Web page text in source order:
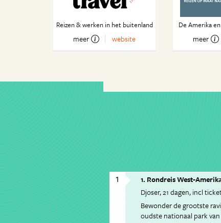
Reizen & werken in het buitenland
meer website
De Amerika
meer
1
1. Rondreis West-
Djoser 21 dagen incl
Bewonder de grootste
oudste nationaal park